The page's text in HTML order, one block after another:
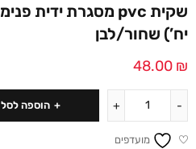
יח’) שחור/לבן
48.00 ₪
הוספה לסל
מועדפים